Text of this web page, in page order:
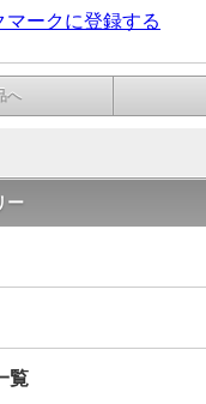
マークに登録する
へ
ー
覧